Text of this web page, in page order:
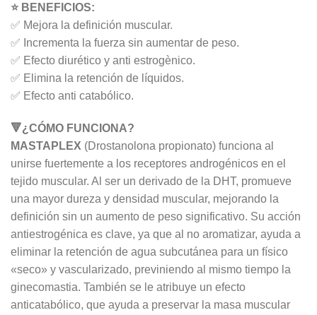
⭐ BENEFICIOS:
✅ Mejora la definición muscular.
✅ Incrementa la fuerza sin aumentar de peso.
✅ Efecto diurético y anti estrogènico.
✅ Elimina la retención de líquidos.
✅ Efecto anti catabólico.
🔻¿CÓMO FUNCIONA?
MASTAPLEX (Drostanolona propionato) funciona al
unirse fuertemente a los receptores androgénicos en el
tejido muscular. Al ser un derivado de la DHT, promueve
una mayor dureza y densidad muscular, mejorando la
definición sin un aumento de peso significativo. Su acción
antiestrogénica es clave, ya que al no aromatizar, ayuda a
eliminar la retención de agua subcutánea para un físico
«seco» y vascularizado, previniendo al mismo tiempo la
ginecomastia. También se le atribuye un efecto
anticatabólico, que ayuda a preservar la masa muscular